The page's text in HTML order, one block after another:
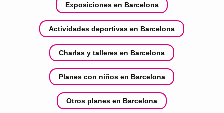
Exposiciones en Barcelona
Actividades deportivas en Barcelona
Charlas y talleres en Barcelona
Planes con niños en Barcelona
Otros planes en Barcelona